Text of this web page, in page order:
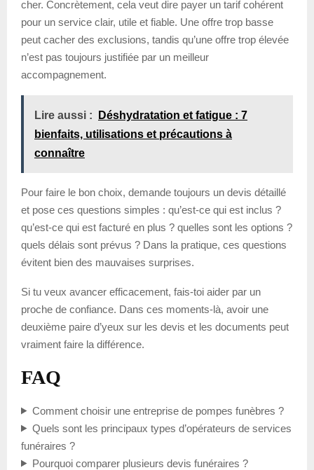
cher. Concrètement, cela veut dire payer un tarif cohérent
pour un service clair, utile et fiable. Une offre trop basse
peut cacher des exclusions, tandis qu’une offre trop élevée
n’est pas toujours justifiée par un meilleur
accompagnement.
Lire aussi :
Déshydratation et fatigue : 7
bienfaits, utilisations et précautions à
connaître
Pour faire le bon choix, demande toujours un devis détaillé
et pose ces questions simples : qu’est-ce qui est inclus ?
qu’est-ce qui est facturé en plus ? quelles sont les options ?
quels délais sont prévus ? Dans la pratique, ces questions
évitent bien des mauvaises surprises.
Si tu veux avancer efficacement, fais-toi aider par un
proche de confiance. Dans ces moments-là, avoir une
deuxième paire d’yeux sur les devis et les documents peut
vraiment faire la différence.
FAQ
Comment choisir une entreprise de pompes funèbres ?
Quels sont les principaux types d’opérateurs de services
funéraires ?
Pourquoi comparer plusieurs devis funéraires ?